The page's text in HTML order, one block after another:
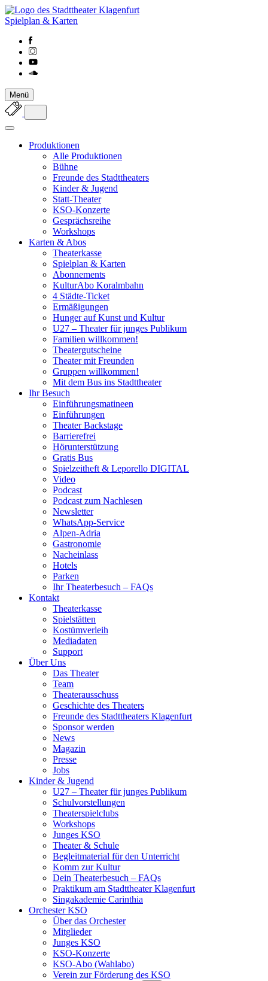
Spielplan & Karten
Menü
Produktionen
Alle Produktionen
Bühne
Freunde des Stadttheaters
Kinder & Jugend
Statt-Theater
KSO-Konzerte
Gesprächsreihe
Workshops
Karten & Abos
Theaterkasse
Spielplan & Karten
Abonnements
KulturAbo Koralmbahn
4 Städte-Ticket
Ermäßigungen
Hunger auf Kunst und Kultur
U27 – Theater für junges Publikum
Familien willkommen!
Theatergutscheine
Theater mit Freunden
Gruppen willkommen!
Mit dem Bus ins Stadttheater
Ihr Besuch
Einführungsmatineen
Einführungen
Theater Backstage
Barrierefrei
Hörunterstützung
Gratis Bus
Spielzeitheft & Leporello DIGITAL
Video
Podcast
Podcast zum Nachlesen
Newsletter
WhatsApp-Service
Alpen-Adria
Gastronomie
Nacheinlass
Hotels
Parken
Ihr Theaterbesuch – FAQs
Kontakt
Theaterkasse
Spielstätten
Kostümverleih
Mediadaten
Support
Über Uns
Das Theater
Team
Theaterausschuss
Geschichte des Theaters
Freunde des Stadttheaters Klagenfurt
Sponsor werden
News
Magazin
Presse
Jobs
Kinder & Jugend
U27 – Theater für junges Publikum
Schulvorstellungen
Theaterspielclubs
Workshops
Junges KSO
Theater & Schule
Begleitmaterial für den Unterricht
Komm zur Kultur
Dein Theaterbesuch – FAQs
Praktikum am Stadttheater Klagenfurt
Singakademie Carinthia
Orchester KSO
Über das Orchester
Mitglieder
Junges KSO
KSO-Konzerte
KSO-Abo (Wahlabo)
Verein zur Förderung des KSO